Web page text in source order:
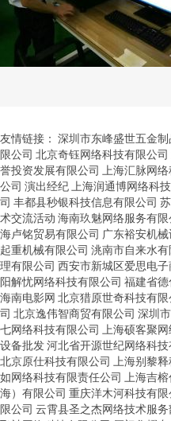
友情链接： 深圳市东峰盛世五金制
限公司 北京奇钰网络科技有限公司
誉投资发展有限公司
上海汇脉网
公司 演出经纪 上海润通博网络科
司 丰都县秒银科技信息有限公司
术交流活动 海南玖魅网络服务有限
海卢铭贸易有限公司 广东裕安机
起重机械有限公司 洮南市自来水有
理有限公司 西安市新城区爱思电
阳解忧网络科技有限公司 福建省
海南电影网 北京猎原世奇科技有限
司 北京逸伟智商贸有限公司 深圳
七网络科技有限公司
上海硕客聚
设备批发河北省开源世纪网络科技
北京原仕科技有限公司
上海别黎
如网络科技有限责任公司
上海吉
海）有限公司 重庆洋木河科技有限
限公司 云霄县圣之杰网络技术服务